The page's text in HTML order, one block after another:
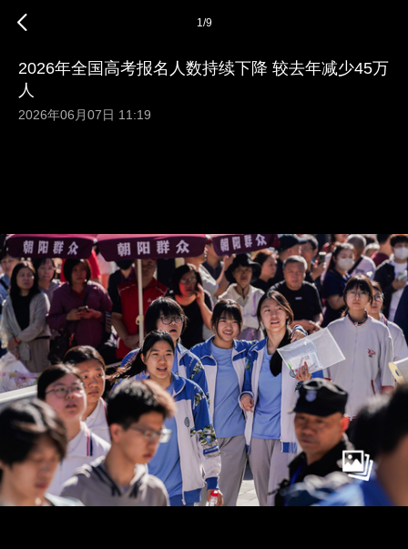
1/9
2026年全国高考报名人数持续下降 较去年减少45万
人
2026年06月07日 11:19